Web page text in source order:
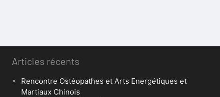
Articles récents
Rencontre Ostéopathes et Arts Energétiques et
Martiaux Chinois